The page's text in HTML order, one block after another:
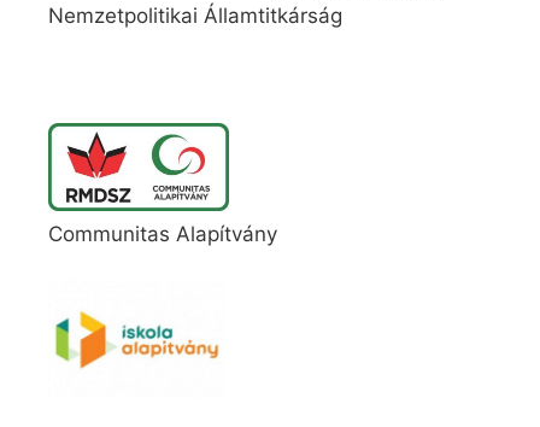
Nemzetpolitikai Államtitkárság
Communitas Alapítvány